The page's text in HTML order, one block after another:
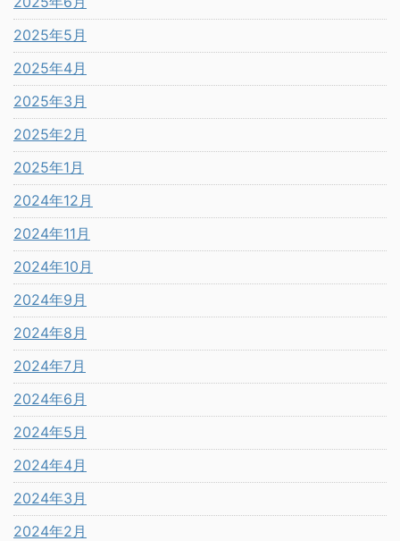
2025年5月
2025年4月
2025年3月
2025年2月
2025年1月
2024年12月
2024年11月
2024年10月
2024年9月
2024年8月
2024年7月
2024年6月
2024年5月
2024年4月
2024年3月
2024年2月